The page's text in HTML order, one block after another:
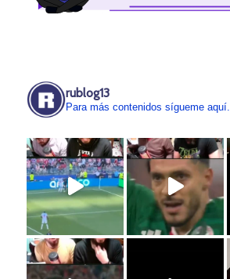
rublog13
Para más contenidos sígueme aquí.